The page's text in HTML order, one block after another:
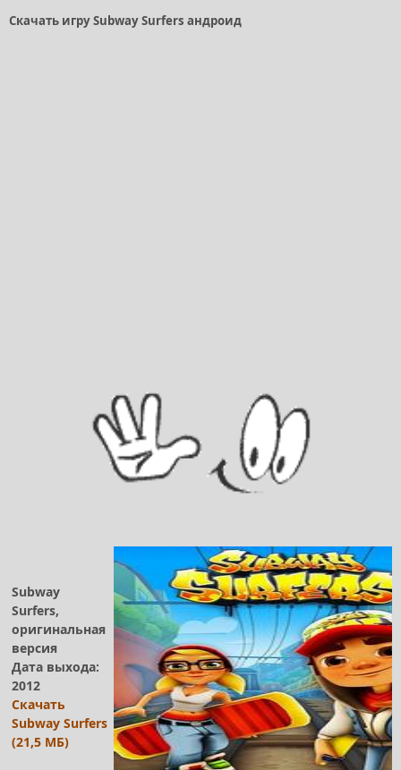
Скачать игру Subway Surfers андроид
Subway
Surfers,
оригинальная
версия
Дата выхода:
2012
Скачать
Subway Surfers
(21,5 МБ)